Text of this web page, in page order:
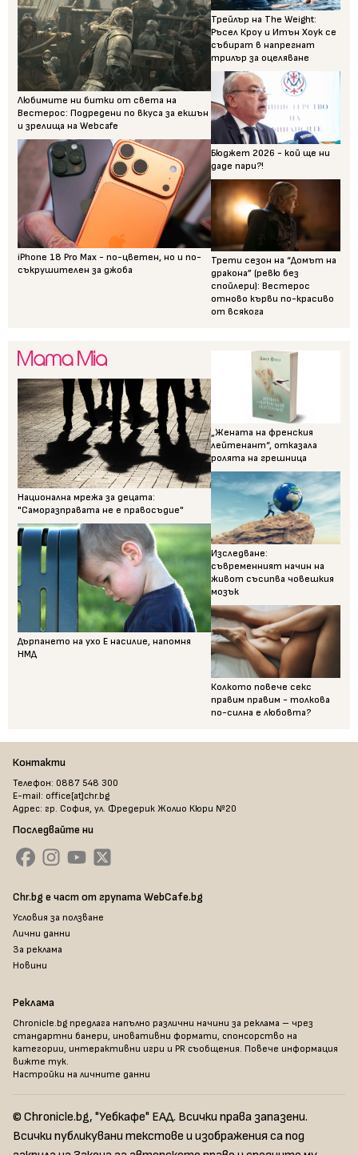
Любимите ни битки от света на
Вестерос: Подредени по вкуса за екшън
и зрелища на Webcafe
iPhone 18 Pro Max - по-цветен, но и по-
съкрушителен за джоба
Трейлър на The Weight:
Ръсел Кроу и Итън Хоук се
събират в напрегнат
трилър за оцеляване
Бюджет 2026 - кой ще ни
даде пари?!
Трети сезон на “Домът на
дракона” (ревю без
спойлери): Вестерос
отново кърви по-красиво
от всякога
Национална мрежа за децата:
"Саморазправата не е правосъдие"
Дърпането на ухо Е насилие, напомня
НМД
„Жената на френския
лейтенант“, отказала
ролята на грешница
Изследване:
съвременният начин на
живот съсипва човешкия
мозък
Колкото повече секс
правим правим - толкова
по-силна е любовта?
Контакти
Телефон: 0887 548 300
E-mail: office[at]chr.bg
Адрес: гр. София, ул. Фредерик Жолио Кюри №20
Последвайте ни
Chr.bg е част от групата WebCafe.bg
Условия за ползване
Лични данни
За реклама
Новини
Реклама
Chronicle.bg предлага напълно различни начини за реклама – чрез
стандартни банери, иновативни формати, спонсорство на
категории, интерактивни игри и PR съобщения. Повече информация
вижте тук.
Настройки на личните данни
© Chronicle.bg, "Уебкафе" ЕАД. Всички права запазени.
Всички публикувани текстове и изображения са под